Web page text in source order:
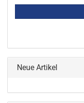
Neue Artikel